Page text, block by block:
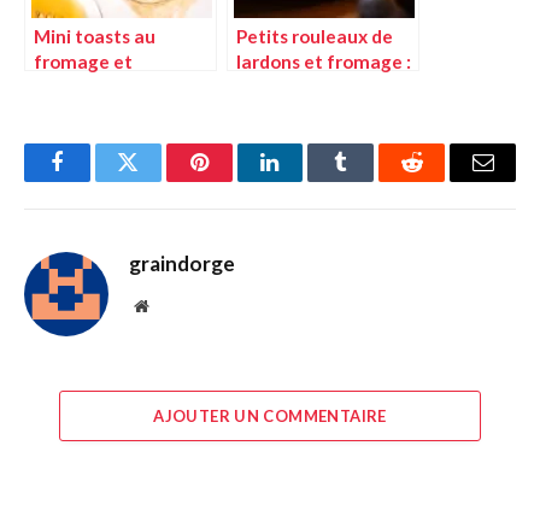
Mini toasts au
fromage et
Petits rouleaux de
lardons et fromage :
FacebookTwitter PinterestLinkedInTumblr Reddit
E-
graindorge
Site
AJOUTER UN COMMENTAIRE